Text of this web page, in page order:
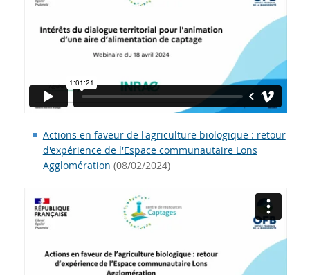
Actions en faveur de l'agriculture biologique : retour
d'expérience de l'Espace communautaire Lons
Agglomération (08/02/2024)